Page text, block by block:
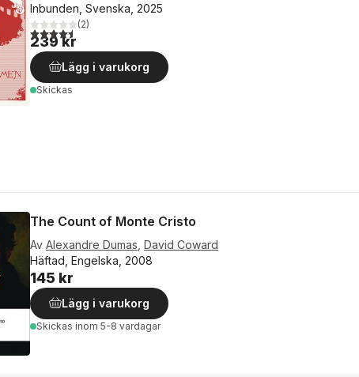
Inbunden, Svenska, 2025
4,5utav 5 stjärnor. Totalt antal röster:
(2)
239 kr
Lägg i varukorg
Skickas
The Count of Monte Cristo
Av Alexandre Dumas David Coward
Häftad, Engelska, 2008
145 kr
Lägg i varukorg
Skickas inom 5-8 vardagar